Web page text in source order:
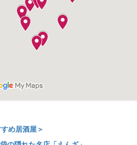
め居酒屋＞